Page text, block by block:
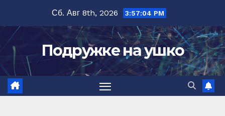
содержимому
Сб. Авг 8th, 2026 3:57:05 PM
Подружке на ушко